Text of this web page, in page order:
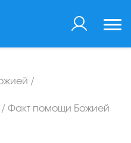
/
/ Факт помощи Божией